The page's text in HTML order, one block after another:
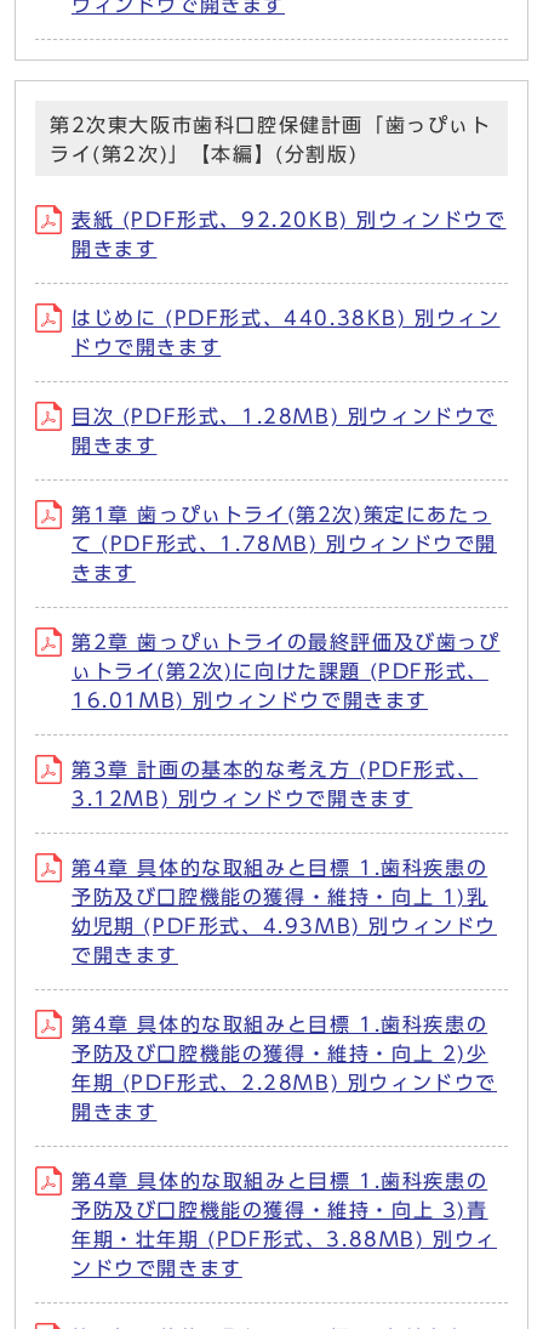
ウィンドウで開きます
第2次東大阪市歯科口腔保健計画「歯っぴぃト
ライ(第2次)」【本編】(分割版)
表紙 (PDF形式、92.20KB) 別ウィンドウで
開きます
はじめに (PDF形式、440.38KB) 別ウィン
ドウで開きます
目次 (PDF形式、1.28MB) 別ウィンドウで
開きます
第1章 歯っぴぃトライ(第2次)策定にあたっ
て (PDF形式、1.78MB) 別ウィンドウで開
きます
第2章 歯っぴぃトライの最終評価及び歯っぴ
ぃトライ(第2次)に向けた課題 (PDF形式、
16.01MB) 別ウィンドウで開きます
第3章 計画の基本的な考え方 (PDF形式、
3.12MB) 別ウィンドウで開きます
第4章 具体的な取組みと目標 1.歯科疾患の
予防及び口腔機能の獲得・維持・向上 1)乳
幼児期 (PDF形式、4.93MB) 別ウィンドウ
で開きます
第4章 具体的な取組みと目標 1.歯科疾患の
予防及び口腔機能の獲得・維持・向上 2)少
年期 (PDF形式、2.28MB) 別ウィンドウで
開きます
第4章 具体的な取組みと目標 1.歯科疾患の
予防及び口腔機能の獲得・維持・向上 3)青
年期・壮年期 (PDF形式、3.88MB) 別ウィ
ンドウで開きます